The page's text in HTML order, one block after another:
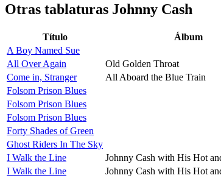
Otras tablaturas Johnny Cash
Título Álbum
A Boy Named Sue
All Over Again
Old Golden Throat
Come in, Stranger
All Aboard the Blue Train
Folsom Prison Blues
Folsom Prison Blues
Folsom Prison Blues
Forty Shades of Green
Ghost Riders In The Sky
I Walk the Line
Johnny Cash with His Hot
I Walk the Line
Johnny Cash with His Hot